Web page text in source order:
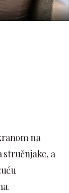
na
stručnjake, a